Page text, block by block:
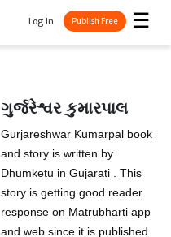
☰
Log In Publish Free
ગુર્જરેશ્વર કુમારપાલ
Gurjareshwar Kumarpal book
and story is written by
Dhumketu in Gujarati . This
story is getting good reader
response on Matrubharti app
and web since it is published